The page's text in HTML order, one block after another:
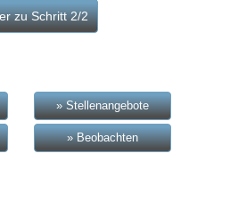
» Stellenangebote
» Beobachten